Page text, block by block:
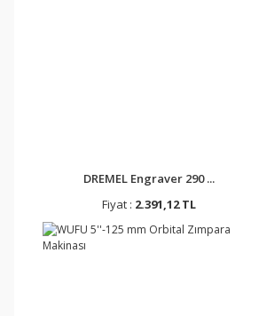
DREMEL Engraver 290 ...
Fiyat : 2.391,12 TL